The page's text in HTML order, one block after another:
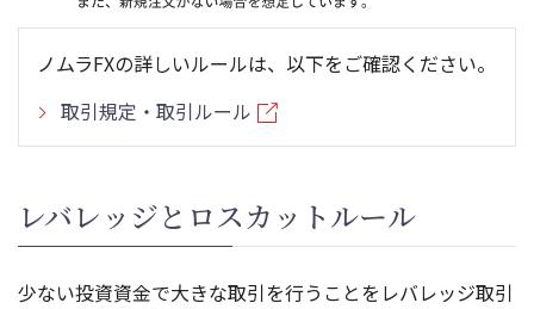
ノムラFXの詳しいルールは、以下をご確認ください。
取引規定・取引ルール
レバレッジとロスカットルール
少ない投資資金で大きな取引を行うことをレバレッジ取引